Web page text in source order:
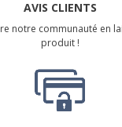
AVIS CLIENTS
notre communauté en
produit !